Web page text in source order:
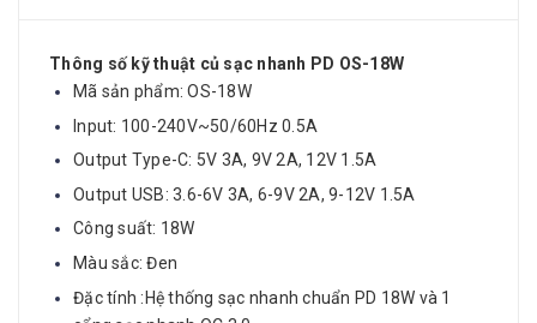
Thông số kỹ thuật củ sạc nhanh PD OS-18W
Mã sản phẩm: OS-18W
Input: 100-240V~50/60Hz 0.5A
Output Type-C: 5V 3A, 9V 2A, 12V 1.5A
Output USB: 3.6-6V 3A, 6-9V 2A, 9-12V 1.5A
Công suất: 18W
Màu sắc: Đen
Đặc tính :Hệ thống sạc nhanh chuẩn PD 18W và 1